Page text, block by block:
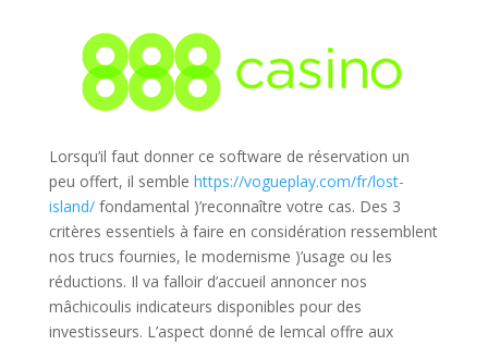
Lorsqu’il faut donner ce software de réservation un
peu offert, il semble https://vogueplay.com/fr/lost-
island/fondamental )’reconnaître votre cas. Des 3
critères essentiels à faire en considération ressemblent
nos trucs fournies, le modernisme )’usage ou les
réductions. Il va falloir d’accueil annoncer nos
mâchicoulis indicateurs disponibles pour des
investisseurs. L’aspect donné de lemcal offre aux